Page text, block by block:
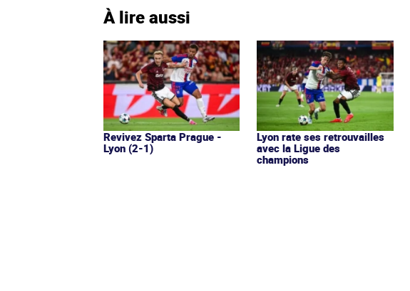
À lire aussi
Revivez Sparta Prague -
Lyon (2-1)
Lyon rate ses retrouvailles
avec la Ligue des
champions